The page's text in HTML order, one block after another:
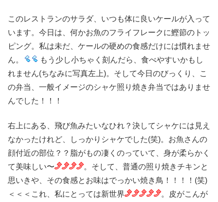
このレストランのサラダ、いつも体に良いケールが入って
います。今日は、何かお魚のフライフレークに鰹節のトッ
ピング。私は未だ、ケールの硬めの食感だけには慣れませ
ん。
もう少し小ちゃく刻んだら、食べやすいかもし
れません(ちなみに写真左上)。そして今日のびっくり、こ
の弁当、一般イメージのシャケ照り焼き弁当ではありませ
んでした！！！
右上にある、飛び魚みたいなひれ？決してシャケには見え
なかったけれど、しっかりシャケでした(笑)。お魚さんの
顔付近の部位？？脂がもの凄くのっていて、身が柔らかく
て美味しい〜
。そして、普通の照り焼きチキンと
思いきや、その食感とお味はでっかい焼き鳥！！！！(笑)
＜＜＜これ、私にとっては新世界
。皮がこんが